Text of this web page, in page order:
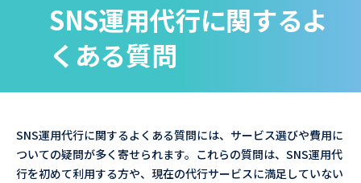
SNS運用代行に関するよ
くある質問
SNS運用代行に関するよくある質問には、サービス選びや費用に
ついての疑問が多く寄せられます。これらの質問は、SNS運用代
行を初めて利用する方や、現在の代行サービスに満足していない